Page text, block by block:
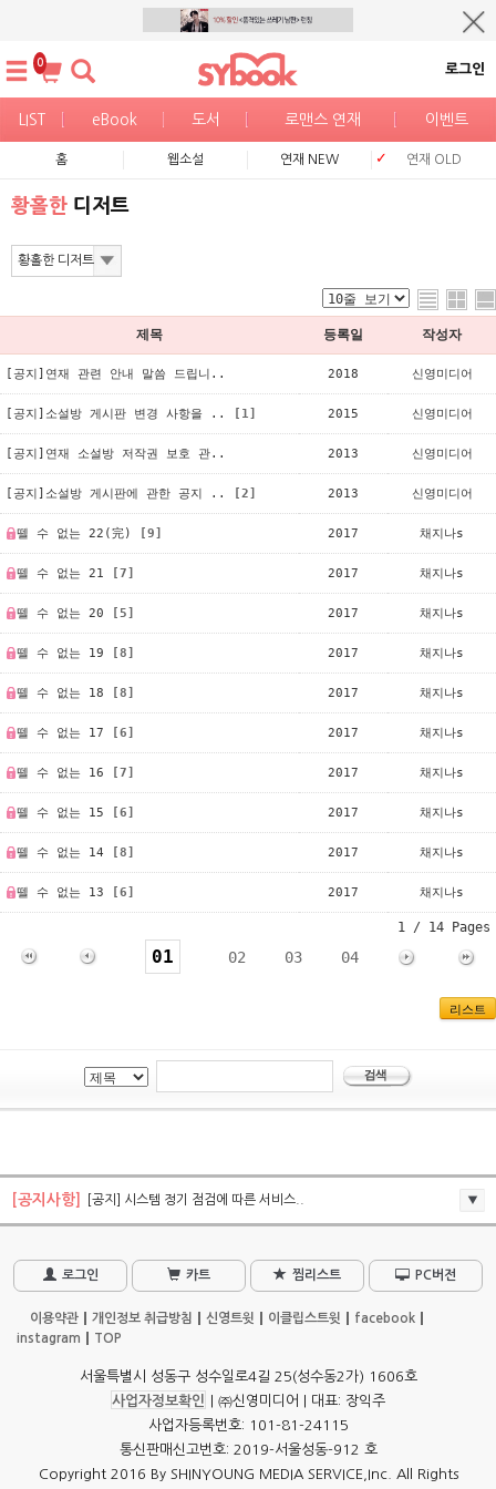
0 로그인
LIST eBook 도서 로맨스 연재 이벤트
홈 웹소설 연재 NEW 연재 OLD
황홀한 디저트
제목 등록일 작성자
[공지]연재 관련 안내 말씀 드립니.. 2018 신영미디어
[공지]소설방 게시판 변경 사항을 .. [1] 2015 신영미디어
[공지]연재 소설방 저작권 보호 관.. 2013 신영미디어
[공지]소설방 게시판에 관한 공지 .. [2] 2013 신영미디어
뗄 수 없는 22(完) [9] 2017 채지나s
뗄 수 없는 21 [7] 2017 채지나s
뗄 수 없는 20 [5] 2017 채지나s
뗄 수 없는 19 [8] 2017 채지나s
뗄 수 없는 18 [8] 2017 채지나s
뗄 수 없는 17 [6] 2017 채지나s
뗄 수 없는 16 [7] 2017 채지나s
뗄 수 없는 15 [6] 2017 채지나s
뗄 수 없는 14 [8] 2017 채지나s
뗄 수 없는 13 [6] 2017 채지나s
1 / 14 Pages
01 02 03 04
리스트
[공지사항] [공지] 시스템 정기 점검에 따른 서비스..
로그인 카트 찜리스트 PC버전
이용약관 개인정보 취급방침 신영트윗 이클립스트윗
facebook
instagram
TOP
서울특별시 성동구 성수일로4길 25(성수동2가) 1606호
사업자정보확인
| ㈜신영미디어 | 대표: 장익주
사업자등록번호: 101-81-24115
통신판매신고번호: 2019-서울성동-912 호
Copyright 2016 By SHINYOUNG MEDIA SERVICE,Inc. All Rights